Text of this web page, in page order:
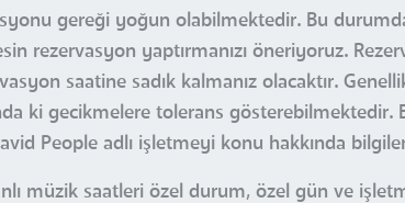
gereği yoğun olabilmektedir. Bu
rezervasyon yaptırmanızı öneriyoruz.
saatine sadık kalmanız olacaktır.
ki gecikmelere tolerans gösterebilmektedir.
People adlı işletmeyi konu hakkında
müzik saatleri özel durum, özel gün ve